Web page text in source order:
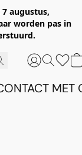
augustus,
worden pas in
MET